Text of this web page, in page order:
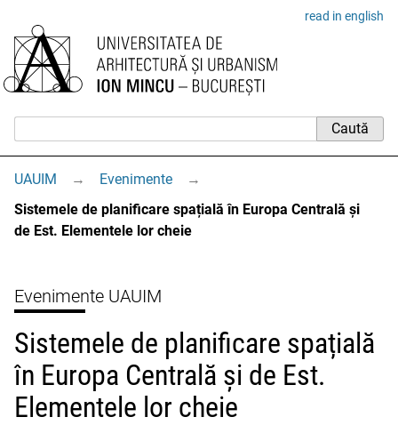
read in english
UAUIM → Evenimente
→
Sistemele de planificare spațială în Europa Centrală și
de Est. Elementele lor cheie
Evenimente UAUIM
Sistemele de planificare spațială
în Europa Centrală și de Est.
Elementele lor cheie